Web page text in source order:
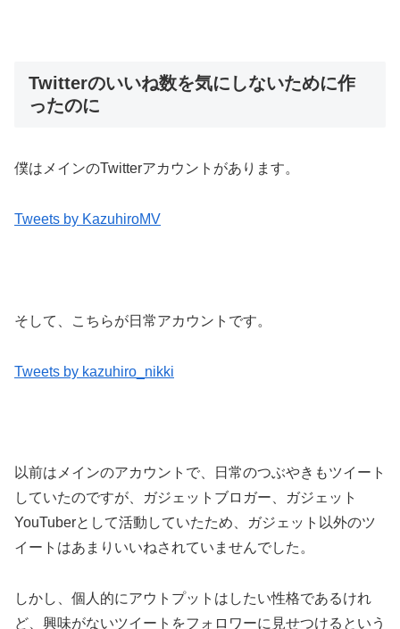
Twitterのいいね数を気にしないために作
ったのに
僕はメインのTwitterアカウントがあります。
Tweets by KazuhiroMV
そして、こちらが日常アカウントです。
Tweets by kazuhiro_nikki
以前はメインのアカウントで、日常のつぶやきもツイート
していたのですが、ガジェットブロガー、ガジェット
YouTuberとして活動していたため、ガジェット以外のツ
イートはあまりいいねされていませんでした。
しかし、個人的にアウトプットはしたい性格であるけれ
ど、興味がないツイートをフォロワーに見せつけるという